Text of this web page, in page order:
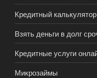
Кредитный
Взять деньги в долг
Кредитные услуги
Микрозаймы